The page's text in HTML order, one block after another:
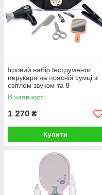
Ігровий набір Інструменти
перукаря на поясній сумці зі
світлом звуком та 8
аксесуарами 7600320173
В наявності
1 270 ₴
Купити